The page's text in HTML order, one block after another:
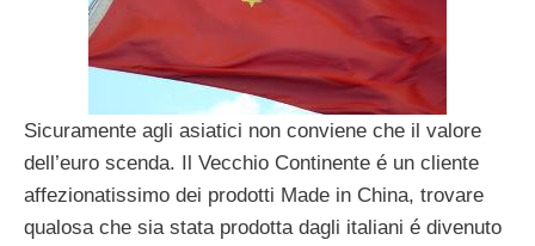
Sicuramente agli asiatici non conviene che il valore
dell’euro scenda. Il Vecchio Continente é un cliente
affezionatissimo dei prodotti Made in China, trovare
qualosa che sia stata prodotta dagli italiani é divenuto